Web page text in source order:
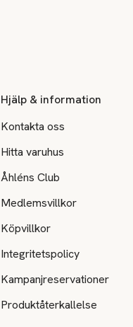
Hjälp & information
Kontakta oss
Hitta varuhus
Åhléns Club
Medlemsvillkor
Köpvillkor
Integritetspolicy
Kampanjreservationer
Produktåterkallelse